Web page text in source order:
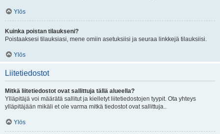
Ylös
Kuinka poistan tilaukseni?
Poistaaksesi tilauksiasi, mene omiin asetuksiisi ja seuraa linkkejä tilauksiisi.
Ylös
Liitetiedostot
Mitkä liitetiedostot ovat sallittuja tällä alueella?
Ylläpitäjä voi määrätä sallitut ja kielletyt liitetiedostojen tyypit. Ota yhteys
ylläpitäjään mikäli et ole varma mitkä tiedostot ovat sallittuja..
Ylös